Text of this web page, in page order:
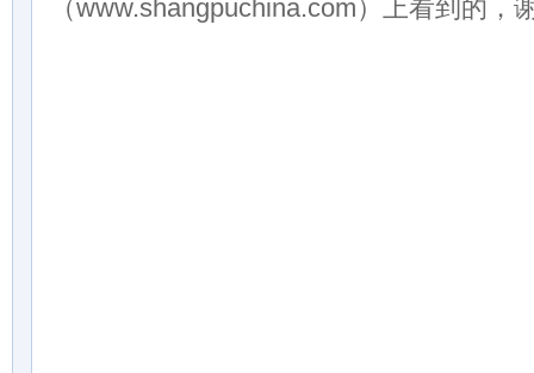
（www.shangpuchina.com）上看到的，